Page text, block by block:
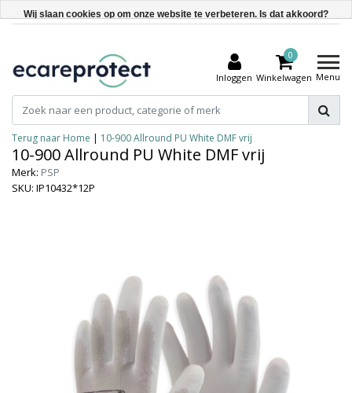
Inloggen
0
Winkelwagen Menu
Terug naar Home | 10-900 Allround PU White DMF vrij
10-900 Allround PU White DMF vrij
Merk: PSP
SKU: IP10432*12P
Wij slaan cookies op om onze website te verbeteren. Is dat akkoord?